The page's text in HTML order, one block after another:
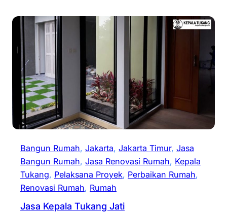
Bangun Rumah, Jakarta, Jakarta Timur, Jasa
Bangun Rumah, Jasa Renovasi Rumah, Kepala
Tukang, Pelaksana Proyek, Perbaikan Rumah
Renovasi Rumah, Rumah
Jasa Kepala Tukang Jati